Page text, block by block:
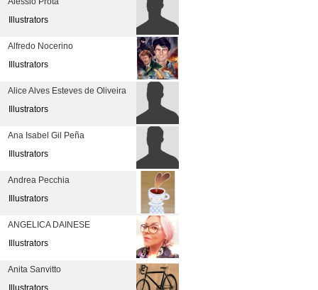
Illustrators
Alfredo Nocerino
Illustrators
Alice Alves Esteves de Oliveira
Illustrators
Ana Isabel Gil Peña
Illustrators
Andrea Pecchia
Illustrators
ANGELICA DAINESE
Illustrators
Anita Sanvitto
Illustrators